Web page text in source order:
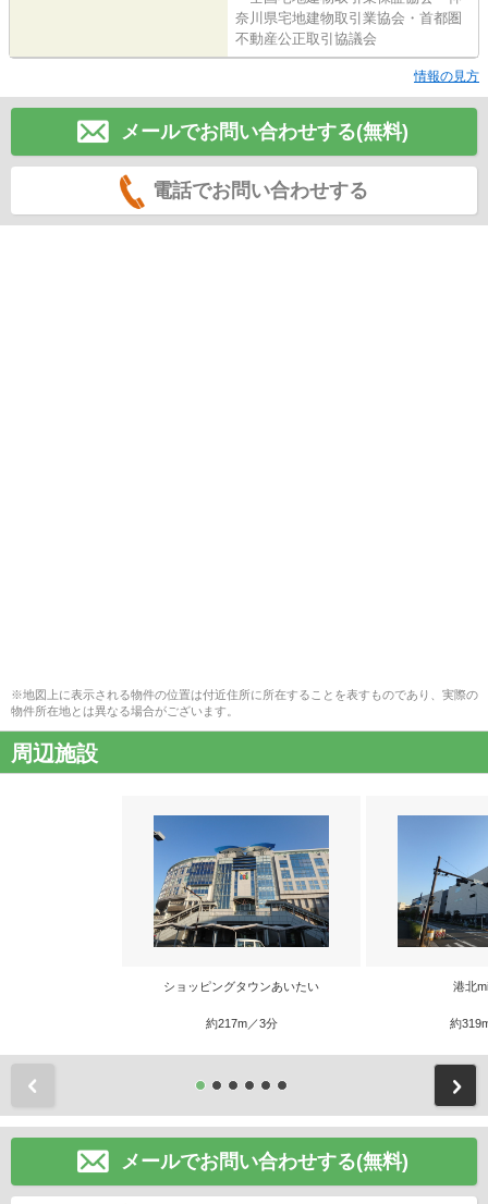
奈川県宅地建物取引業協会・首都圏
不動産公正取引協議会
情報の見方
メールでお問い合わせする(無料)
電話でお問い合わせする
※地図上に表示される物件の位置は付近住所に所在することを表すものであり、実際の
物件所在地とは異なる場合がございます。
周辺施設
ショッピングタウンあいたい
約217m／3分
港北
約
メールでお問い合わせする(無料)